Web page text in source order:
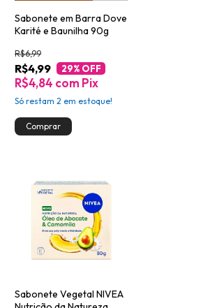
Sabonete em Barra Dove
Karité e Baunilha 90g
R$4,99
R$6,99
29% OFF
R$4,84 com Pix
Só restam2 em estoque!
Sabonete Vegetal NIVEA